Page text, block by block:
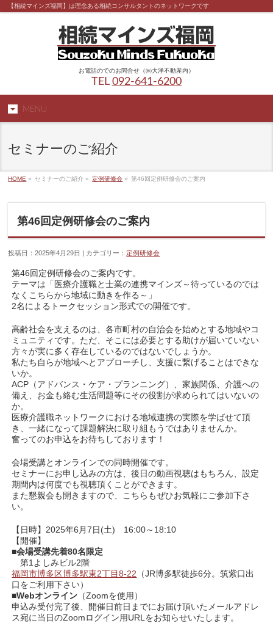
【相続マインズ福岡】は理念ある相続コンサルタントのネットワークです
お電話のでのお問合せ（㈱大洋不動産内）
TEL 092-641-6200
MENU
セミナーのご紹介
HOME » セミナーのご紹介 » 定例研修会 » 第46回定例研修会のご案内
第46回定例研修会のご案内
投稿日：2025年4月29日 | カテゴリー： 定例研修会
第46回定例研修会のご案内です。
テーマは「医療介護職と士業の連携マインズ～待っているのでは
なくこちらから地域に動きを作る～」
2名によるトークセッション形式での開催です。
高齢社会を支えるのは、各市町村の自治会を始めとする地域やコ
ミュニティです。ただ、そこには必要とする助けが届いていない
方々が実に多く存在しているのではないでしょうか。
私たち自らが地域へとアプローチし、支援に繋げることはできな
いか。
ACP（アドバンス・ケア・プランニング）、家族関係、介護への
備え、お金も絡む生活問題等にその役割が求められてはいないの
か。
医療介護職ネットワークにおける地域連携の実際を学ばせて頂
き、一緒になって課題解決に取り組もうではありませんか。
奮ってのお申込をお待ちしております！
会場受講とオンラインでの同時開催です。
セミナーにお申し込みの方は、後日の動画視聴はもちろん、設定
期間内は何度でも視聴頂くことができます。
また懇親会も開きますので、こちらもぜひお気軽にご参加下さ
い。
【日時】2025年6月7日(土) 16:00～18:10
【開催】
■会場受講先着80名限定
第1よしみビル2階
福岡市博多区博多駅東2丁目8-22 （JR博多駅徒歩6分。筑紫口出
口をご利用下さい）
■Webオンライン （Zoomを使用）
申込み受付完了後、開催日前日までにお届け頂いたメールアドレ
ス宛に当日のZoomログイン用URLをお知らせいたします。